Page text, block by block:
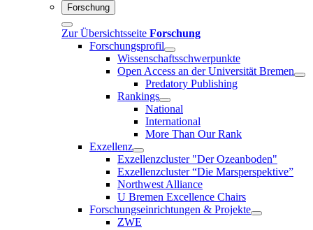
Forschung
Zur Übersichtsseite Forschung
Forschungsprofil
Wissenschaftsschwerpunkte
Open Access an der Universität Bremen
Predatory Publishing
Rankings
National
International
More Than Our Rank
Exzellenz
Exzellenzcluster "Der Ozeanboden"
Exzellenzcluster “Die Marsperspektive”
Northwest Alliance
U Bremen Excellence Chairs
Forschungseinrichtungen & Projekte
ZWE